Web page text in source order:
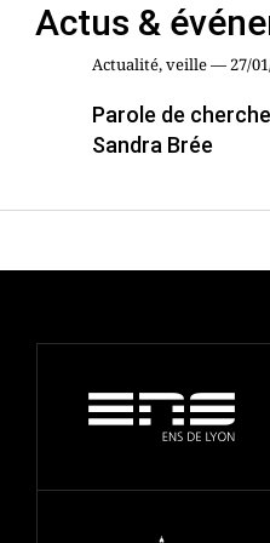
Actus &
Actualité, veille — 27/
Parole de
Sandra Brée